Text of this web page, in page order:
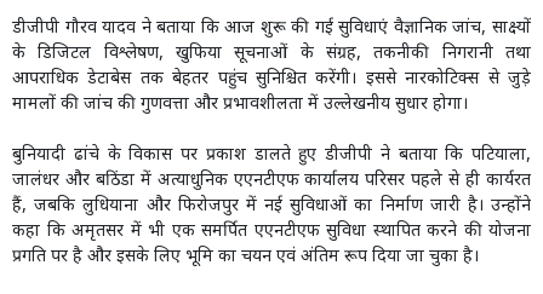
डीजीपी गौरव यादव ने बताया कि आज शुरू की गई सुविधाएं वैज्ञानिक जांच, साक्ष्यों
के डिजिटल विश्लेषण, खुफिया सूचनाओं के संग्रह, तकनीकी निगरानी तथा
आपराधिक डेटाबेस तक बेहतर पहुंच सुनिश्चित करेंगी। इससे नारकोटिक्स से जुड़े
मामलों की जांच की गुणवत्ता और प्रभावशीलता में उल्लेखनीय सुधार होगा।
बुनियादी ढांचे के विकास पर प्रकाश डालते हुए डीजीपी ने बताया कि पटियाला,
जालंधर और बठिंडा में अत्याधुनिक एएनटीएफ कार्यालय परिसर पहले से ही कार्यरत
हैं, जबकि लुधियाना और फिरोजपुर में नई सुविधाओं का निर्माण जारी है। उन्होंने
कहा कि अमृतसर में भी एक समर्पित एएनटीएफ सुविधा स्थापित करने की योजना
प्रगति पर है और इसके लिए भूमि का चयन एवं अंतिम रूप दिया जा चुका है।